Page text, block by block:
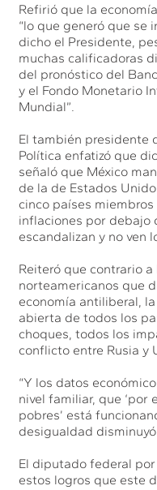
Refirió que la
“lo que generó que se
dicho el Presidente,
muchas calificadoras
del pronóstico del
y el Fondo Monetario
Mundial”.
El también presidente
Política enfatizó que
señaló que México
de la de Estados
cinco países
inflaciones por debajo
escandalizan y no ven
Reiteró que contrario
norteamericanos que
economía antiliberal,
abierta de todos los
choques, todos los
conflicto entre Rusia y
“Y los datos
nivel familiar, que ‘por
pobres’ está
desigualdad
El diputado federal
estos logros que este